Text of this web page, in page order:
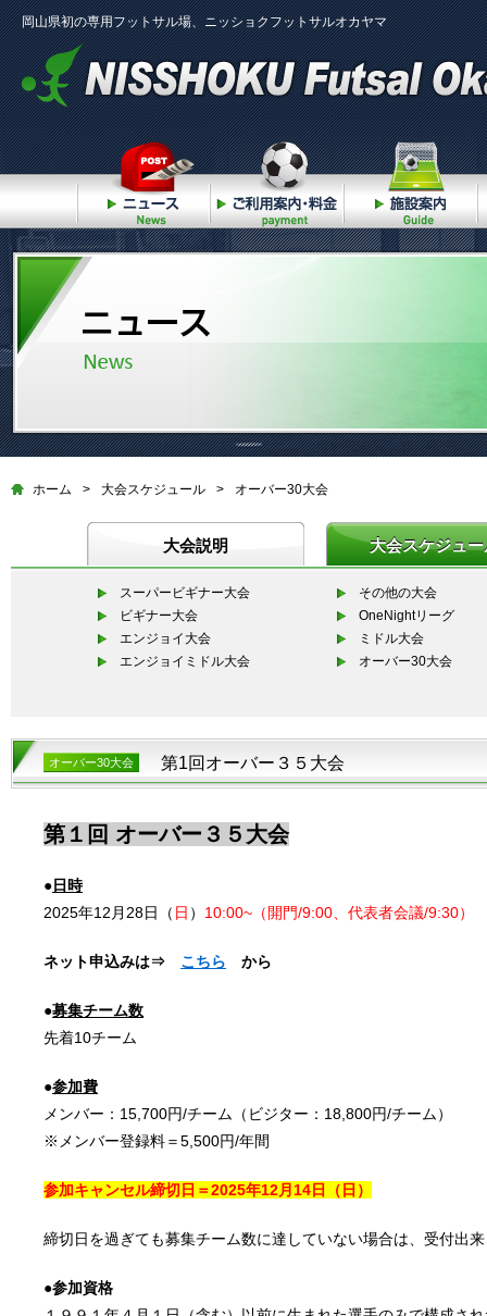
岡山県初の専用フットサル場、ニッショクフットサルオカヤマ
ニュース ご利用案内・料金
ホーム > 大会スケジュール > オーバー30大会
大会説明 大会スケジュー
スーパービギナー大会
ビギナー大会
エンジョイ大会
エンジョイミドル大会
その他の大会
OneNightリーグ
ミドル大会
オーバー30大会
オーバー30大会 第1回オーバー３５大会
第１回 オーバー３５大会
●日時
2025年12月28日（ 日 ） 10:00~（開門/9:00、代表者会議/9:30）
ネット申込みは⇒ こちら から
●募集チーム数
先着10チーム
●参加費
メンバー：15,700円/チーム（ビジター：18,800円/チーム）
※メンバー登録料＝5,500円/年間
参加キャンセル締切日＝2025年12月14日 （日）
締切日を過ぎても募集チーム数に達していない場合は、受付出
●参加資格